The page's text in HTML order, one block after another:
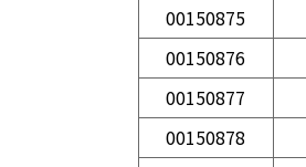
00150875
00150876
00150877
00150878